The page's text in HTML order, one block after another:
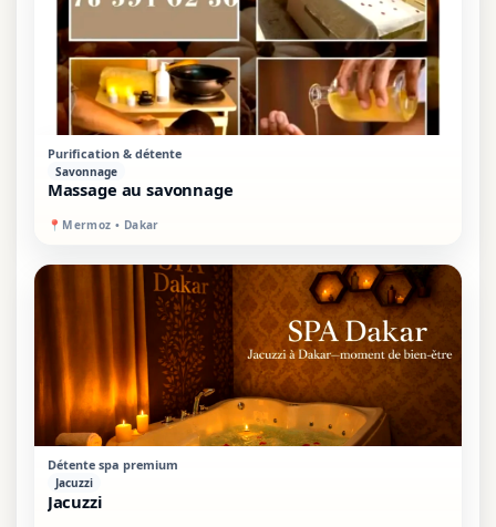
VIP SUR PLACE
Massage au savonnage
Purification & détente
Savonnage
📍 Mermoz • Dakar
VIP SUR PLACE
Jacuzzi
Détente spa premium
Jacuzzi